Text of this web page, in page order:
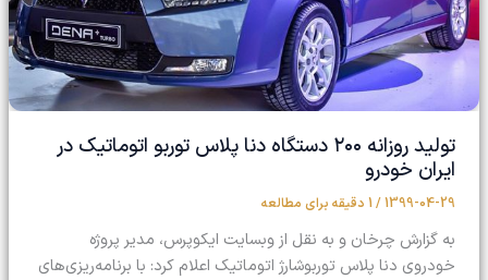
تولید روزانه ۲۰۰ دستگاه دنا پلاس توربو اتوماتیک در
ایران خودرو
1399-04-29
/1 دقیقه برای مطالعه
به گزارش چرخان و به نقل از وبسایت ایکوپرس، مدیر پروژه
خودروی دنا پلاس توربوشارژ اتوماتیک اعلام کرد: با برنامه‌ریزی‌های